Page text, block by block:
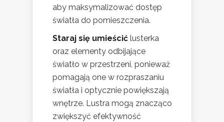
aby maksymalizować dostęp
światła do pomieszczenia.
Staraj się umieścić lusterka
oraz elementy odbijające
światło w przestrzeni, ponieważ
pomagają one w rozpraszaniu
światła i optycznie powiększają
wnętrze. Lustra mogą znacząco
zwiększyć efektywność